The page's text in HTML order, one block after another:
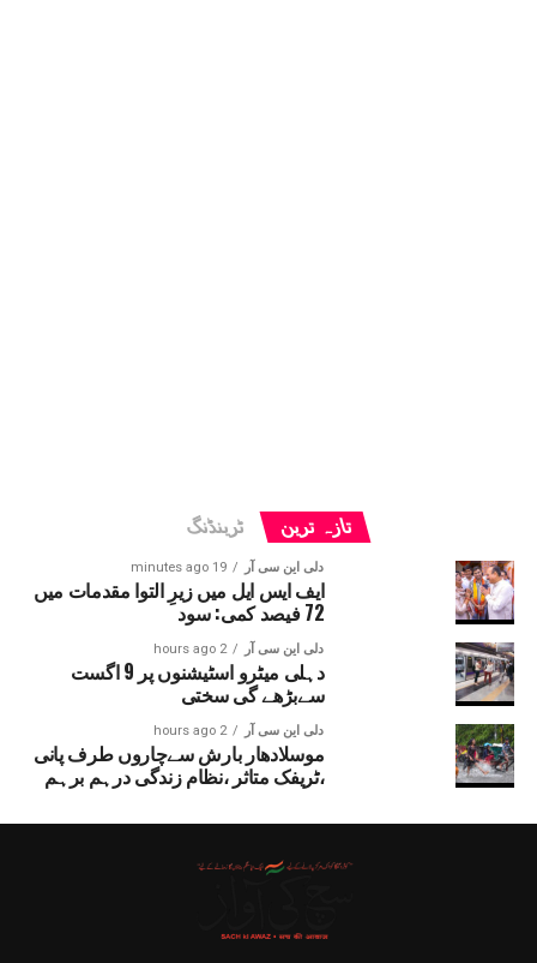
تازہ ترین ٹرینڈنگ
دلی این سی آر 19 minutes ago
ایف ایس ایل میں زیرِ التوا مقدمات میں
72 فیصد کمی: سود
دلی این سی آر 2 hours ago
دہلی میٹرو اسٹیشنوں پر 9 اگست
سےبڑھے گی سختی
دلی این سی آر 2 hours ago
موسلادھار بارش سےچاروں طرف پانی
،ٹریفک متاثر ،نظام زندگی درہم برہم